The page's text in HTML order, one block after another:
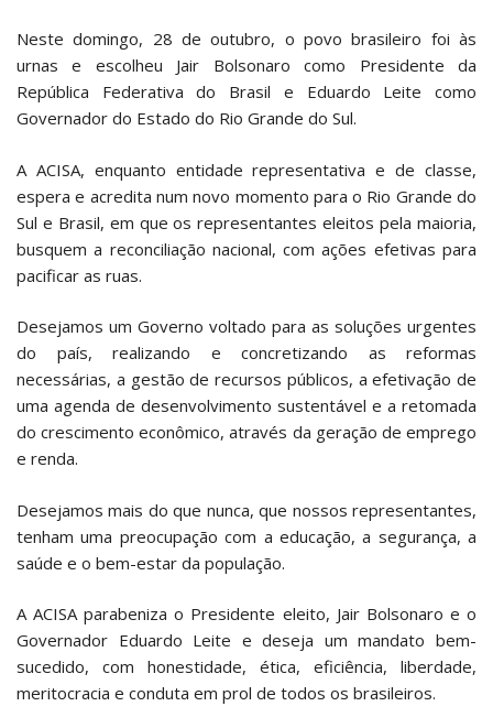
Neste domingo, 28 de outubro, o povo brasileiro foi às
urnas e escolheu Jair Bolsonaro como Presidente da
República Federativa do Brasil e Eduardo Leite como
Governador do Estado do Rio Grande do Sul.
A ACISA, enquanto entidade representativa e de classe,
espera e acredita num novo momento para o Rio Grande do
Sul e Brasil, em que os representantes eleitos pela maioria,
busquem a reconciliação nacional, com ações efetivas para
pacificar as ruas.
Desejamos um Governo voltado para as soluções urgentes
do país, realizando e concretizando as reformas
necessárias, a gestão de recursos públicos, a efetivação de
uma agenda de desenvolvimento sustentável e a retomada
do crescimento econômico, através da geração de emprego
e renda.
Desejamos mais do que nunca, que nossos representantes,
tenham uma preocupação com a educação, a segurança, a
saúde e o bem-estar da população.
A ACISA parabeniza o Presidente eleito, Jair Bolsonaro e o
Governador Eduardo Leite e deseja um mandato bem-
sucedido, com honestidade, ética, eficiência, liberdade,
meritocracia e conduta em prol de todos os brasileiros.